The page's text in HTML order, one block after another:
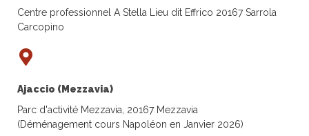
Centre professionnel A Stella Lieu dit Effrico 20167 Sarrola
Carcopino
Ajaccio (Mezzavia)
Parc d'activité Mezzavia, 20167 Mezzavia
(Déménagement cours Napoléon en Janvier 2026)